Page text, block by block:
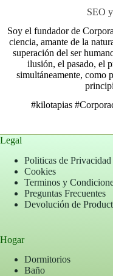
SEO
Soy el fundador de
ciencia, amante de la
superación del ser
ilusión, el pasado, el
simultáneamente, como
#kilotapias
Legal
Politicas de Privacidad
Cookies
Terminos y
Preguntas Frecuentes
Devolución de
Hogar
Dormitorios
Baño